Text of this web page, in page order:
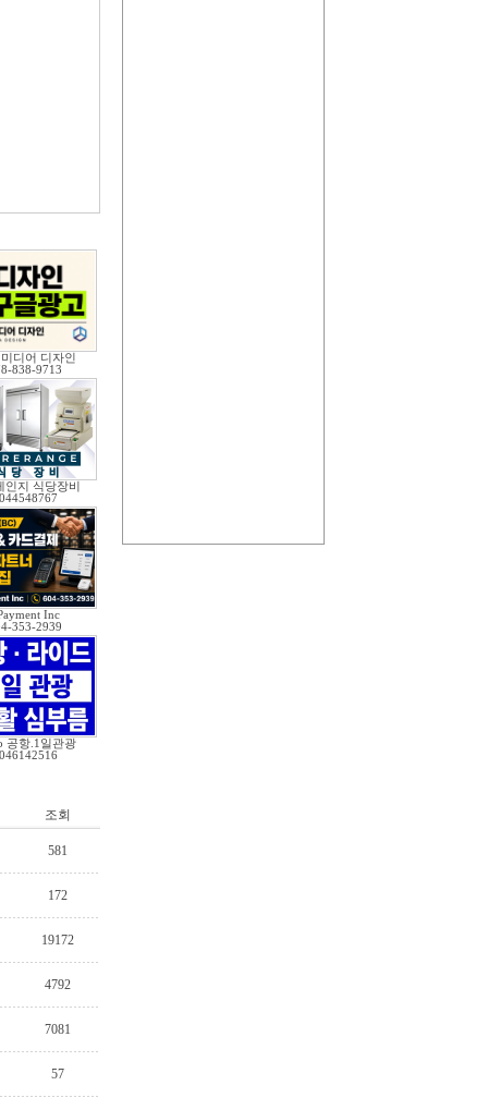
디어 디자인
838-9713
인지 식당장비
Inc
353-2939
공항.1일관광
조회
581
172
19172
4792
7081
57